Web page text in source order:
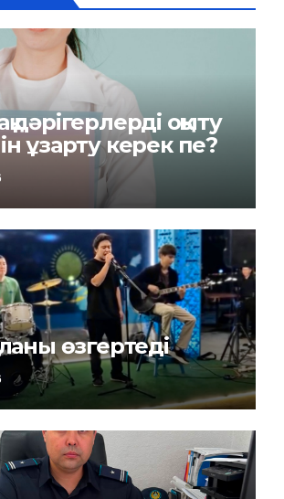
дәрігерлерді оқыту
ұзарту керек пе?
өзгертеді